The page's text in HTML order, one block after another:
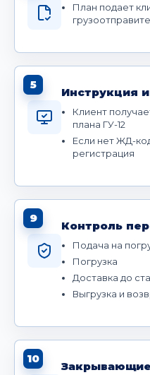
План подает
5
Инструкция
Клиент
плана ГУ-12
Если нет ЖД-
регистрация
9
Контроль
Подача на
Погрузка
Доставка до
Выгрузка и
10